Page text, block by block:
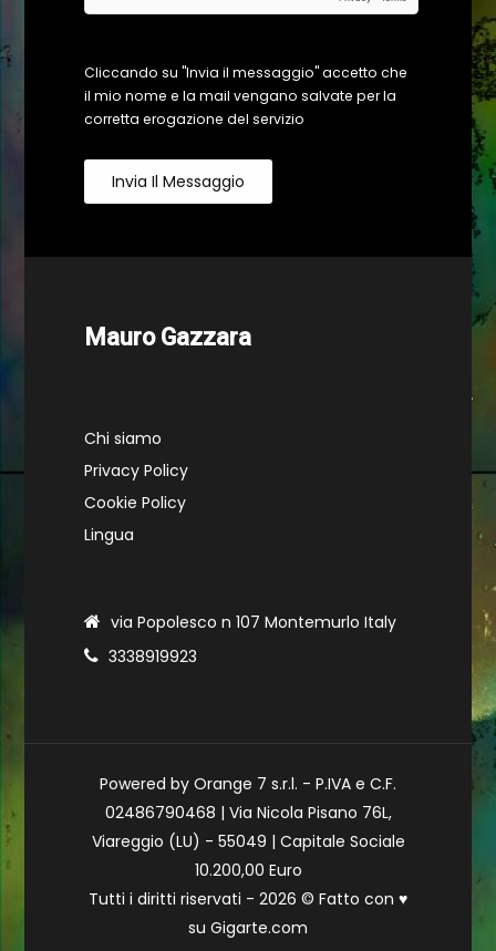
Cliccando su "Invia il messaggio" accetto che
il mio nome e la mail vengano salvate per la
corretta erogazione del servizio
Invia Il Messaggio
Mauro Gazzara
Chi siamo
Privacy Policy
Cookie Policy
Lingua
via Popolesco n 107 Montemurlo Italy
3338919923
Powered by Orange 7 s.r.l. - P.IVA e C.F.
02486790468 | Via Nicola Pisano 76L,
Viareggio (LU) - 55049 | Capitale Sociale
10.200,00 Euro
Tutti i diritti riservati - 2026 © Fatto con ♥
su Gigarte.com